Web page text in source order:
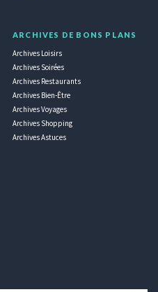
ARCHIVES DE BONS PLANS
Archives Loisirs
Archives Soirées
Archives Restaurants
Archives Bien-Être
Archives Voyages
Archives Shopping
Archives Astuces